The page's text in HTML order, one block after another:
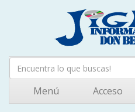
Menú Acceso